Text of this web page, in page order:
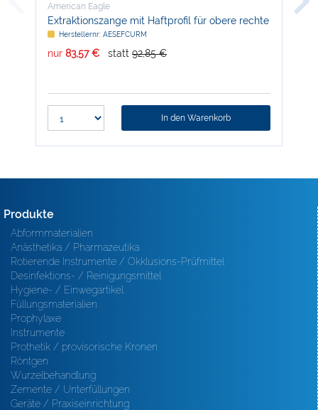
American Eagle
Extraktionszange mit Haftprofil für obere rechte
Molaren, ergonomisch
Herstellernr: AESEFCURM
nur 83,57 € statt 92,85 €
In den Warenkorb
Produkte
Abformmaterialien
Anästhetika / Pharmazeutika
Rotierende Instrumente / Okklusions-Prüfmittel
Desinfektions- / Reinigungsmittel
Hygiene- / Einwegartikel
Füllungsmaterialien
Prophylaxe
Instrumente
Prothetik / provisorische Kronen
Röntgen
Wurzelbehandlung
Zemente / Unterfüllungen
Geräte / Praxiseinrichtung